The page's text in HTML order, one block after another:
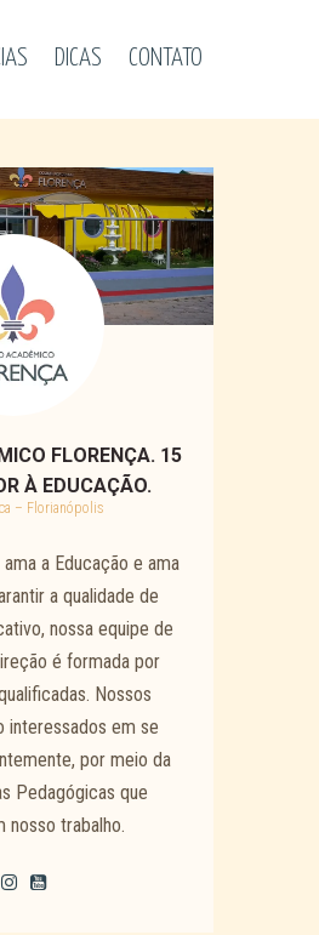
DICAS CONTATO
FLORENÇA. 15
À EDUCAÇÃO.
– Florianópolis
a Educação e ama
a qualidade de
nossa equipe de
é formada por
Nossos
interessados em se
por meio da
Pedagógicas que
nosso trabalho.